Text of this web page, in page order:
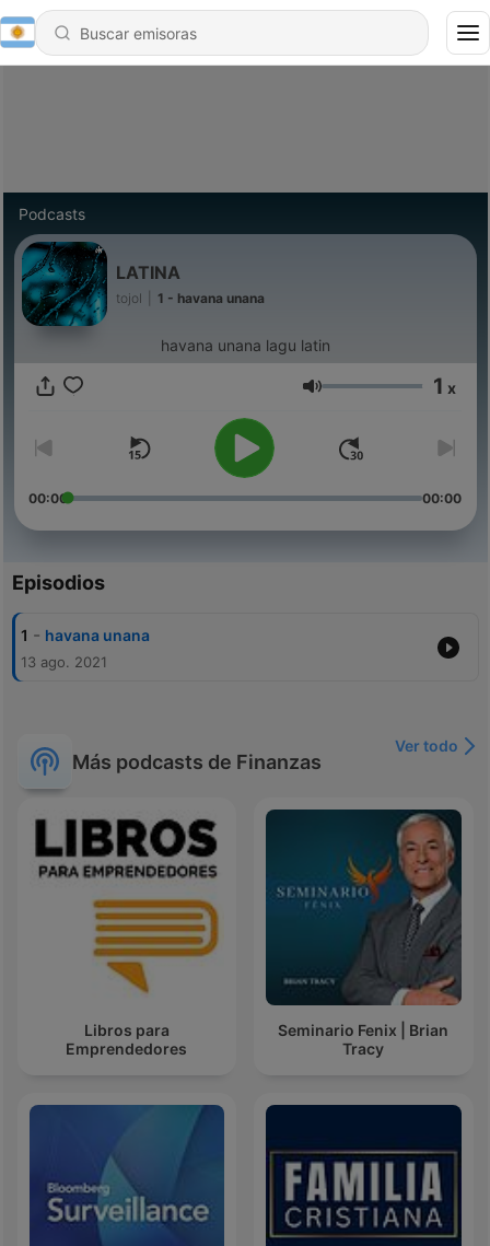
Podcasts
LATINA
tojol 1 - havana unana
havana unana lagu latin
Volumen 1 x
00:00 00:00
Episodios
1 - havana unana
13 ago. 2021
Más podcasts de Finanzas
Ver todo
Libros para
Emprendedores
Seminario Fenix | Brian
Tracy